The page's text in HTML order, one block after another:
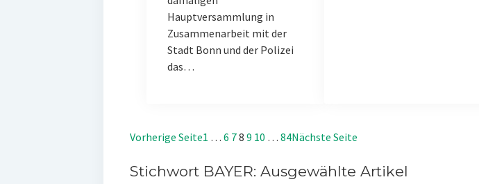
Hauptversammlung in
Zusammenarbeit mit der
Stadt Bonn und der Polizei
das…
Vorherige Seite1 … 6 78 9 10 … 84Nächste Seite
Stichwort BAYER: Ausgewählte Artikel